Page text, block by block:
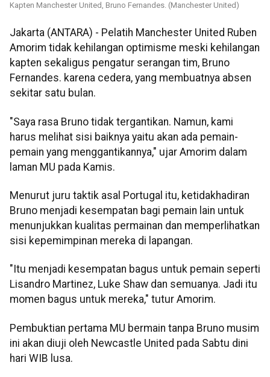
Kapten Manchester United, Bruno Fernandes. (Manchester United)
Jakarta (ANTARA) - Pelatih Manchester United Ruben
Amorim tidak kehilangan optimisme meski kehilangan
kapten sekaligus pengatur serangan tim, Bruno
Fernandes. karena cedera, yang membuatnya absen
sekitar satu bulan.
"Saya rasa Bruno tidak tergantikan. Namun, kami
harus melihat sisi baiknya yaitu akan ada pemain-
pemain yang menggantikannya," ujar Amorim dalam
laman MU pada Kamis.
Menurut juru taktik asal Portugal itu, ketidakhadiran
Bruno menjadi kesempatan bagi pemain lain untuk
menunjukkan kualitas permainan dan memperlihatkan
sisi kepemimpinan mereka di lapangan.
"Itu menjadi kesempatan bagus untuk pemain seperti
Lisandro Martinez, Luke Shaw dan semuanya. Jadi itu
momen bagus untuk mereka," tutur Amorim.
Pembuktian pertama MU bermain tanpa Bruno musim
ini akan diuji oleh Newcastle United pada Sabtu dini
hari WIB lusa.